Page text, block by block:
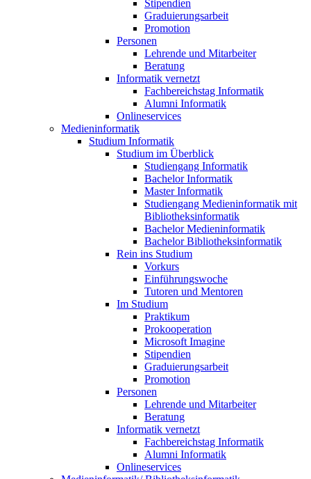
Stipendien
Graduierungsarbeit
Promotion
Personen
Lehrende und Mitarbeiter
Beratung
Informatik vernetzt
Fachbereichstag Informatik
Alumni Informatik
Onlineservices
Medieninformatik
Studium Informatik
Studium im Überblick
Studiengang Informatik
Bachelor Informatik
Master Informatik
Studiengang Medieninformatik mit
Bibliotheksinformatik
Bachelor Medieninformatik
Bachelor Bibliotheksinformatik
Rein ins Studium
Vorkurs
Einführungswoche
Tutoren und Mentoren
Im Studium
Praktikum
Prokooperation
Microsoft Imagine
Stipendien
Graduierungsarbeit
Promotion
Personen
Lehrende und Mitarbeiter
Beratung
Informatik vernetzt
Fachbereichstag Informatik
Alumni Informatik
Onlineservices